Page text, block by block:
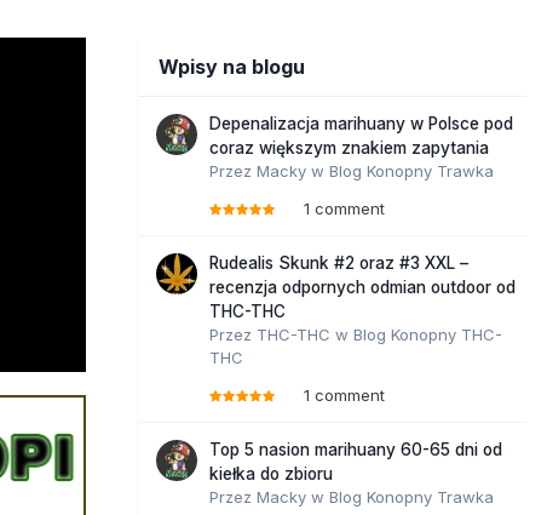
Wpisy na blogu
Depenalizacja marihuany w Polsce pod
coraz większym znakiem zapytania
Przez Macky w Blog Konopny Trawka
1 comment
Rudealis Skunk #2 oraz #3 XXL –
recenzja odpornych odmian outdoor od
THC-THC
Przez THC-THC w Blog Konopny THC-
THC
1 comment
Top 5 nasion marihuany 60-65 dni od
kiełka do zbioru
Przez Macky w Blog Konopny Trawka